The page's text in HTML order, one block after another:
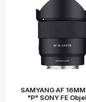
SAMYANG AF
"P" SONY FE